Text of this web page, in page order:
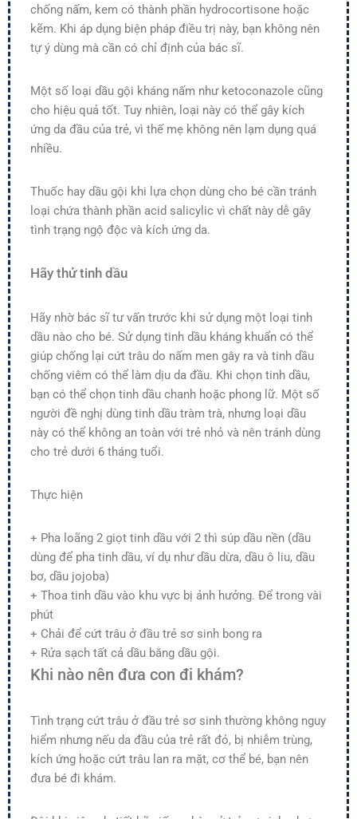
chống nấm, kem có thành phần hydrocortisone hoặc
kẽm. Khi áp dụng biện pháp điều trị này, bạn không nên
tự ý dùng mà cần có chỉ định của bác sĩ.
Một số loại dầu gội kháng nấm như ketoconazole cũng
cho hiệu quả tốt. Tuy nhiên, loại này có thể gây kích
ứng da đầu của trẻ, vì thế mẹ không nên lạm dụng quá
nhiều.
Thuốc hay dầu gội khi lựa chọn dùng cho bé cần tránh
loại chứa thành phần acid salicylic vì chất này dễ gây
tình trạng ngộ độc và kích ứng da.
Hãy thử tinh dầu
Hãy nhờ bác sĩ tư vấn trước khi sử dụng một loại tinh
dầu nào cho bé. Sử dụng tinh dầu kháng khuẩn có thể
giúp chống lại cứt trâu do nấm men gây ra và tinh dầu
chống viêm có thể làm dịu da đầu. Khi chọn tinh dầu,
bạn có thể chọn tinh dầu chanh hoặc phong lữ. Một số
người đề nghị dùng tinh dầu tràm trà, nhưng loại dầu
này có thể không an toàn với trẻ nhỏ và nên tránh dùng
cho trẻ dưới 6 tháng tuổi.
Thực hiện
+ Pha loãng 2 giọt tinh dầu với 2 thì súp dầu nền (dầu
dùng để pha tinh dầu, ví dụ như dầu dừa, dầu ô liu, dầu
bơ, dầu jojoba)
+ Thoa tinh dầu vào khu vực bị ảnh hưởng. Để trong vài
phút
+ Chải để cứt trâu ở đầu trẻ sơ sinh bong ra
+ Rửa sạch tất cả dầu bằng dầu gội.
Khi nào nên đưa con đi khám?
Tình trạng cứt trâu ở đầu trẻ sơ sinh thường không nguy
hiểm nhưng nếu da đầu của trẻ rất đỏ, bị nhiễm trùng,
kích ứng hoặc cứt trâu lan ra mặt, cơ thể bé, bạn nên
đưa bé đi khám.